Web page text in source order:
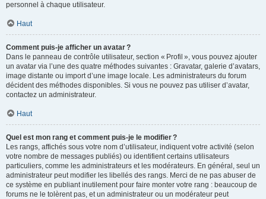
personnel à chaque utilisateur.
Haut
Comment puis-je afficher un avatar ?
Dans le panneau de contrôle utilisateur, section « Profil », vous pouvez ajouter
un avatar via l’une des quatre méthodes suivantes : Gravatar, galerie d’avatars,
image distante ou import d’une image locale. Les administrateurs du forum
décident des méthodes disponibles. Si vous ne pouvez pas utiliser d’avatar,
contactez un administrateur.
Haut
Quel est mon rang et comment puis-je le modifier ?
Les rangs, affichés sous votre nom d’utilisateur, indiquent votre activité (selon
votre nombre de messages publiés) ou identifient certains utilisateurs
particuliers, comme les administrateurs et les modérateurs. En général, seul un
administrateur peut modifier les libellés des rangs. Merci de ne pas abuser de
ce système en publiant inutilement pour faire monter votre rang : beaucoup de
forums ne le tolèrent pas, et un administrateur ou un modérateur peut